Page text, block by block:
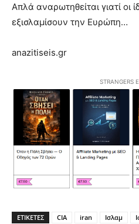
Απλά αναρωτηθείται γιατί οι
εξισλαμίσουν την Ευρώπη…
anazitiseis.gr
STRANGERS
ΕΤΙΚΕΤΕΣ CIA iran Ισλαμ